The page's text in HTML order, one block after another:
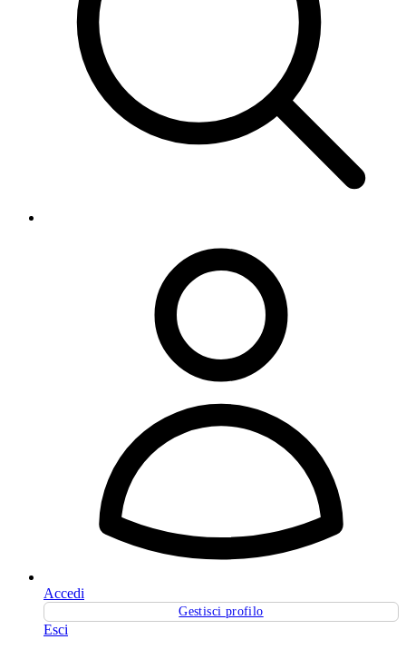
Accedi
Gestisci profilo
Esci